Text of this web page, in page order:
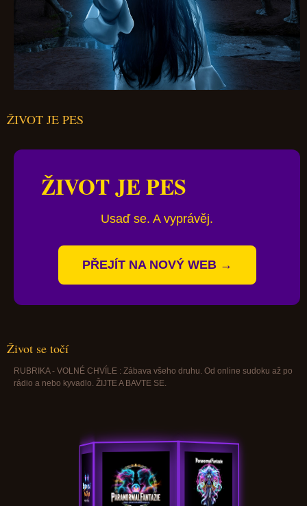
ŽIVOT JE PES
ŽIVOT JE PES
Usaď se. A vyprávěj.
PŘEJÍT NA NOVÝ WEB →
Život se točí
RUBRIKA - VOLNÉ CHVÍLE : Zábava všeho druhu. Od online sudoku až po
rádio a nebo kyvadlo. ŽIJTE A BAVTE SE.